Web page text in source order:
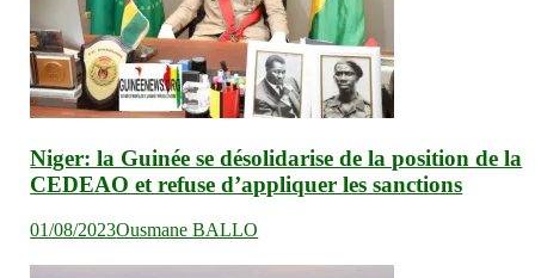
Niger: la Guinée se désolidarise de la position de la
CEDEAO et refuse d’appliquer les sanctions
01/08/2023Ousmane BALLO